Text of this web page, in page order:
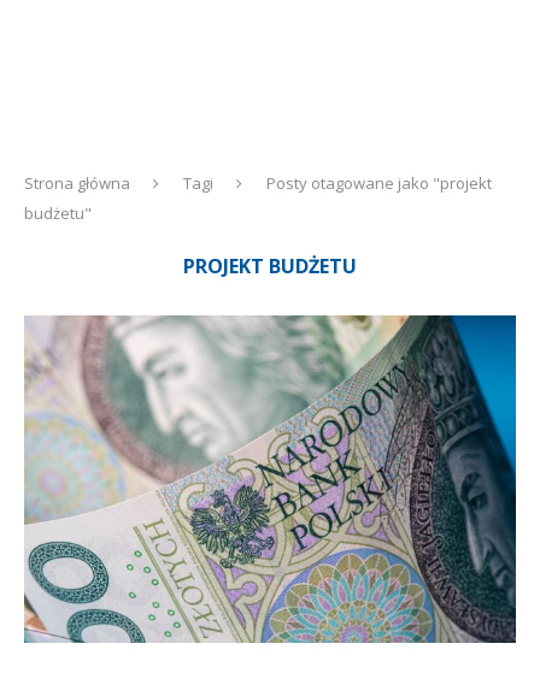
Strona główna Tagi
Posty otagowane jako "projekt
budżetu"
PROJEKT BUDŻETU